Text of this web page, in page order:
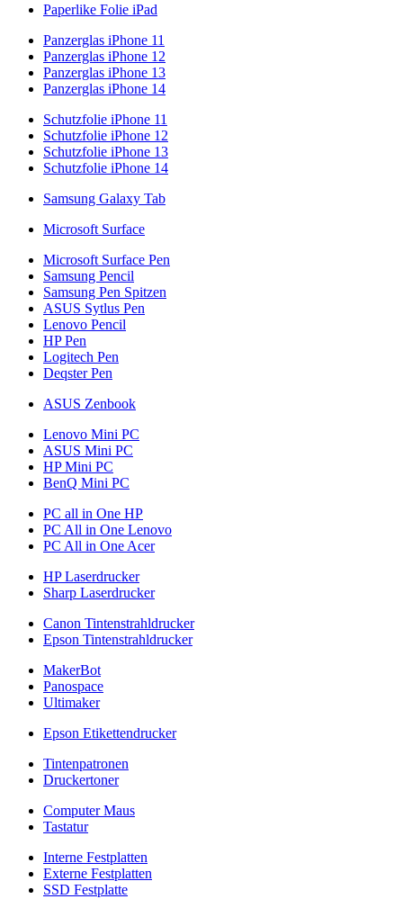
Paperlike Folie iPad
Panzerglas iPhone 11
Panzerglas iPhone 12
Panzerglas iPhone 13
Panzerglas iPhone 14
Schutzfolie iPhone 11
Schutzfolie iPhone 12
Schutzfolie iPhone 13
Schutzfolie iPhone 14
Samsung Galaxy Tab
Microsoft Surface
Microsoft Surface Pen
Samsung Pencil
Samsung Pen Spitzen
ASUS Sytlus Pen
Lenovo Pencil
HP Pen
Logitech Pen
Deqster Pen
ASUS Zenbook
Lenovo Mini PC
ASUS Mini PC
HP Mini PC
BenQ Mini PC
PC all in One HP
PC All in One Lenovo
PC All in One Acer
HP Laserdrucker
Sharp Laserdrucker
Canon Tintenstrahldrucker
Epson Tintenstrahldrucker
MakerBot
Panospace
Ultimaker
Epson Etikettendrucker
Tintenpatronen
Druckertoner
Computer Maus
Tastatur
Interne Festplatten
Externe Festplatten
SSD Festplatte